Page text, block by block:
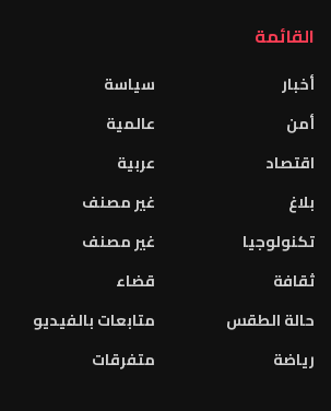
القائمة
أخبار
أمن
اقتصاد
بلاغ
تكنولوجيا
ثقافة
حالة الطقس
رياضة
سياسة
عالمية
عربية
غير مصنف
غير مصنف
قضاء
متابعات بالفيديو
متفرقات